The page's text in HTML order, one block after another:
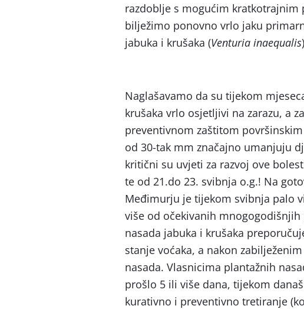
razdoblje s mogućim
bilježimo ponovno vrlo jaku
jabuka i krušaka (Venturia inaequalis
Naglašavamo da su tijekom
krušaka vrlo osjetljivi na zarazu, a
preventivnom zaštitom
od 30-tak mm značajno umanjuju
kritični su uvjeti za razvoj ove
te od 21.do 23. svibnja o.g.! Na
Međimurju je tijekom svibnja palo
više od očekivanih
nasada jabuka i krušaka
stanje voćaka, a nakon
nasada. Vlasnicima plantažnih
prošlo 5 ili više dana, tijekom
kurativno i preventivno tretiranje